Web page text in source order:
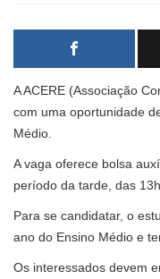
A ACERE (Associação
com uma oportunidade
Médio.
A vaga oferece bolsa
período da tarde, das
Para se candidatar, o
ano do Ensino Médio e
Os interessados devem